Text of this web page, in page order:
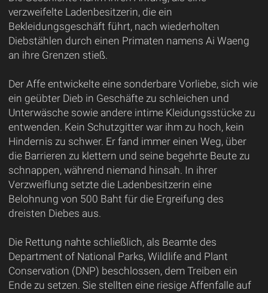
verzweifelte Ladenbesitzerin, die ein
Bekleidungsgeschäft führt, nach wiederholten
Diebstählen durch einen Primaten namens Ai Waeng
an ihre Grenzen stieß.
Der Affe entwickelte eine sonderbare Vorliebe, sich wie
ein geübter Dieb in Geschäfte zu schleichen und
Unterwäsche sowie andere intime Kleidungsstücke zu
entwenden. Kein Schutzgitter war ihm zu hoch, kein
Hindernis zu schwer. Er fand immer einen Weg, über
die Barrieren zu klettern und seine begehrte Beute zu
schnappen, während niemand hinsah. In ihrer
Verzweiflung setzte die Ladenbesitzerin eine
Belohnung von 500 Baht für die Ergreifung des
dreisten Diebes aus.
Die Rettung nahte schließlich, als Beamte des
Department of National Parks, Wildlife and Plant
Conservation (DNP) beschlossen, dem Treiben ein
Ende zu setzen. Sie stellten eine riesige Affenfalle auf